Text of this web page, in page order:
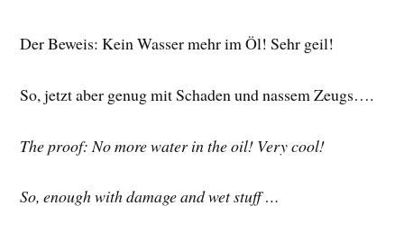
Der Beweis: Kein Wasser mehr im Öl! Sehr geil!
So, jetzt aber genug mit Schaden und nassem Zeugs….
The proof: No more water in the oil! Very cool!
So, enough with damage and wet stuff …